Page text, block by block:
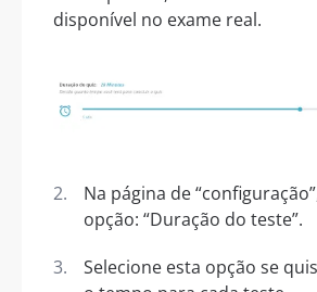
disponível no exame real.
Na página de
opção: “Duração do teste”.
Selecione esta opção se